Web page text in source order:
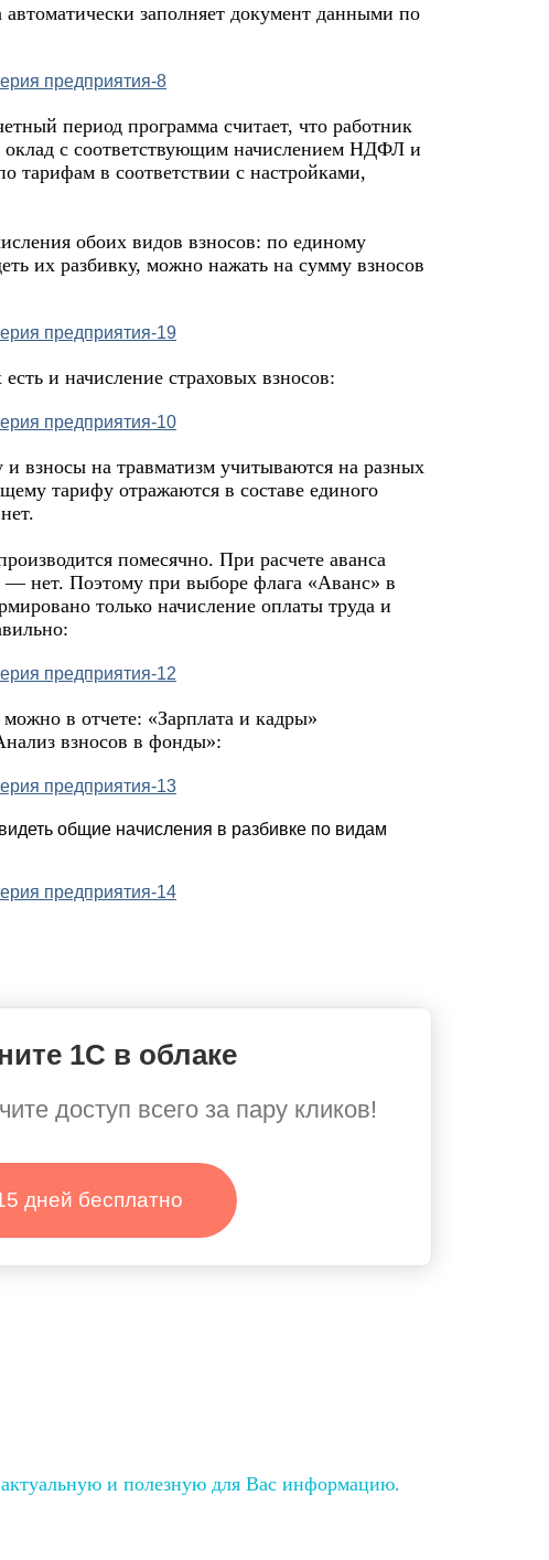
заполняет документ данными по
период программа считает, что работник
с соответствующим начислением НДФЛ и
тарифам в соответствии с настройками,
обоих видов взносов: по единому
их разбивку, можно нажать на сумму взносов
и начисление страховых взносов:
взносы на травматизм учитываются на разных
тарифу отражаются в составе единого
помесячно. При расчете аванса
нет. Поэтому при выборе флага «Аванс» в
только начисление оплаты труда и
в отчете: «Зарплата и кадры»
взносов в фонды»:
общие начисления в разбивке по видам
1С в облаке
доступ всего за пару кликов!
дней бесплатно
и полезную для Вас информацию.